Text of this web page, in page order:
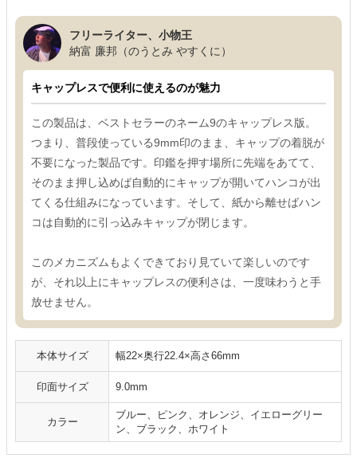
フリーライター、小物王
納富 廉邦（のうとみ やすくに）
キャップレスで便利に使えるのが魅力
この製品は、ベストセラーのネーム9のキャップレス版。
つまり、普段使っている9mm印のまま、キャップの着脱が
不要になった製品です。印鑑を押す場所に先端をあてて、
そのまま押し込めば自動的にキャップが開いてハンコが出
てくる仕組みになっています。そして、紙から離せばハン
コは自動的に引っ込みキャップが閉じます。
このメカニズムもよくできており見ていて楽しいのです
が、それ以上にキャップレスの便利さは、一度味わうと手
放せません。
本体サイズ 幅22×奥行22.4×高さ66mm
印面サイズ 9.0mm
カラー
ブルー、ピンク、オレンジ、イエローグリー
ン、ブラック、ホワイト